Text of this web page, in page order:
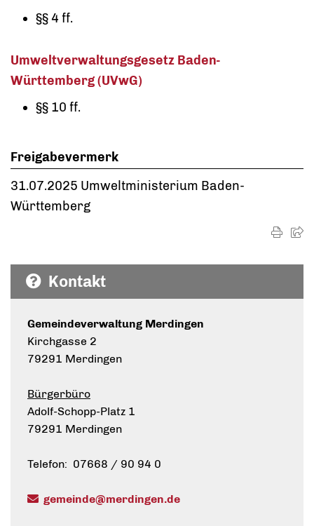
§§ 4 ff.
Umweltverwaltungsgesetz Baden-
Württemberg (UVwG)
§§ 10 ff.
Freigabevermerk
31.07.2025 Umweltministerium Baden-
Württemberg
Kontakt
Gemeindeverwaltung Merdingen
Kirchgasse 2
79291 Merdingen
Bürgerbüro
Adolf-Schopp-Platz 1
79291 Merdingen
Telefon: 07668 / 90 94 0
gemeinde@merdingen.de